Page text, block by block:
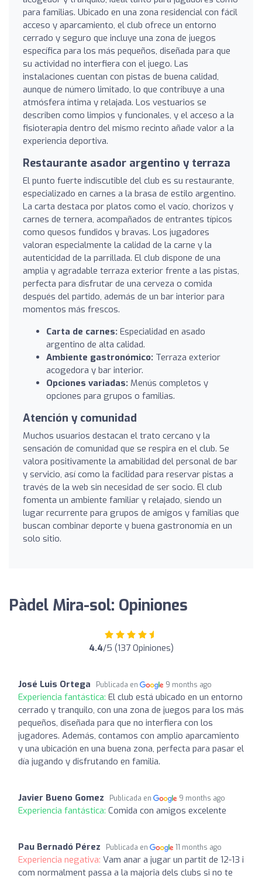
para familias. Ubicado en una zona residencial con fácil
acceso y aparcamiento, el club ofrece un entorno
cerrado y seguro que incluye una zona de juegos
específica para los más pequeños, diseñada para que
su actividad no interfiera con el juego. Las
instalaciones cuentan con pistas de buena calidad,
aunque de número limitado, lo que contribuye a una
atmósfera íntima y relajada. Los vestuarios se
describen como limpios y funcionales, y el acceso a la
fisioterapia dentro del mismo recinto añade valor a la
experiencia deportiva.
Restaurante asador argentino y terraza
El punto fuerte indiscutible del club es su restaurante,
especializado en carnes a la brasa de estilo argentino.
La carta destaca por platos como el vacío, chorizos y
carnes de ternera, acompañados de entrantes típicos
como quesos fundidos y bravas. Los jugadores
valoran especialmente la calidad de la carne y la
autenticidad de la parrillada. El club dispone de una
amplia y agradable terraza exterior frente a las pistas,
perfecta para disfrutar de una cerveza o comida
después del partido, además de un bar interior para
momentos más frescos.
Carta de carnes: Especialidad en asado
argentino de alta calidad.
Ambiente gastronómico: Terraza exterior
acogedora y bar interior.
Opciones variadas: Menús completos y
opciones para grupos o familias.
Atención y comunidad
Muchos usuarios destacan el trato cercano y la
sensación de comunidad que se respira en el club. Se
valora positivamente la amabilidad del personal de bar
y servicio, así como la facilidad para reservar pistas a
través de la web sin necesidad de ser socio. El club
fomenta un ambiente familiar y relajado, siendo un
lugar recurrente para grupos de amigos y familias que
buscan combinar deporte y buena gastronomía en un
solo sitio.
Pàdel Mira-sol: Opiniones
4.4/5 (137 Opiniones)
José Luis Ortega Publicada en 9 months ago
Experiencia fantástica: El club está ubicado en un entorno
cerrado y tranquilo, con una zona de juegos para los más
pequeños, diseñada para que no interfiera con los
jugadores. Además, contamos con amplio aparcamiento
y una ubicación en una buena zona, perfecta para pasar el
día jugando y disfrutando en familia.
Javier Bueno Gomez Publicada en 9 months ago
Experiencia fantástica: Comida con amigos excelente
Pau Bernadó Pérez Publicada en 11 months ago
Experiencia negativa: Vam anar a jugar un partit de 12-13 i
com normalment passa a la majoria dels clubs si no te